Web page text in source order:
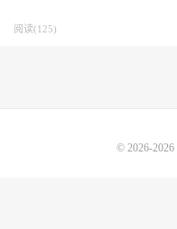
阅读(125)
© 2026-2026